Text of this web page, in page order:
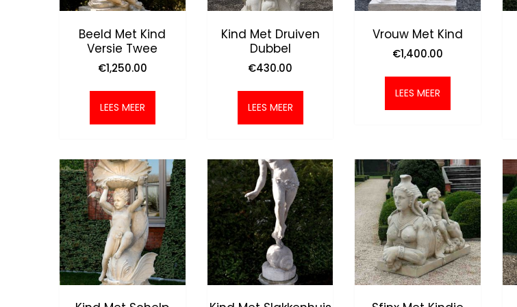
Beeld Met Kind
Versie Twee
€1,250.00
LEES MEER
Kind Met Druiven
Dubbel
€430.00
LEES MEER
Vrouw Met Kind
€1,400.00
LEES MEER